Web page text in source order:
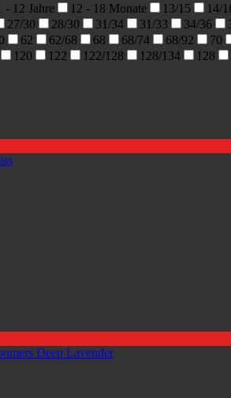
- 12 Jahre 12 - 18 Monate 13/15 14/
27/30 28/30 31/34 31/33 34/36
62 62/68 68 68/74 68/92 70
120 122 122/128 128/134 128